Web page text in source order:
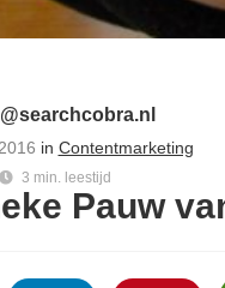
in Contentmarketing
3 min. leestijd
Pauw